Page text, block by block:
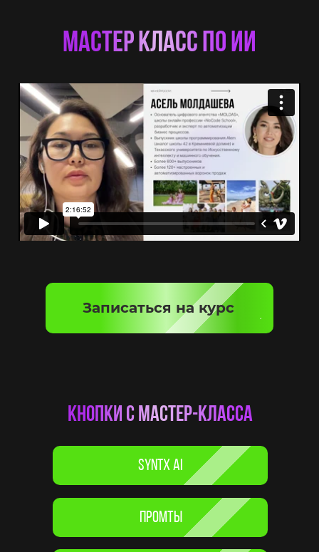
Мастер класс по ИИ
Записаться на курс
ПРОМТЫ
SYNTX AI
кнопки с мастер-класса